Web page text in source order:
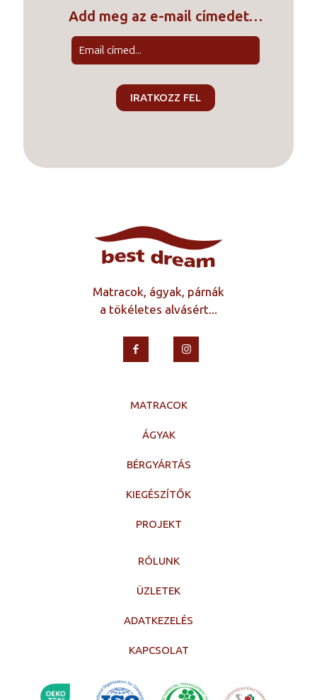
Add meg az e-mail címedet…
Matracok, ágyak, párnák
a tökéletes alvásért...
MATRACOK
ÁGYAK
BÉRGYÁRTÁS
KIEGÉSZÍTŐK
PROJEKT
RÓLUNK
ÜZLETEK
ADATKEZELÉS
KAPCSOLAT